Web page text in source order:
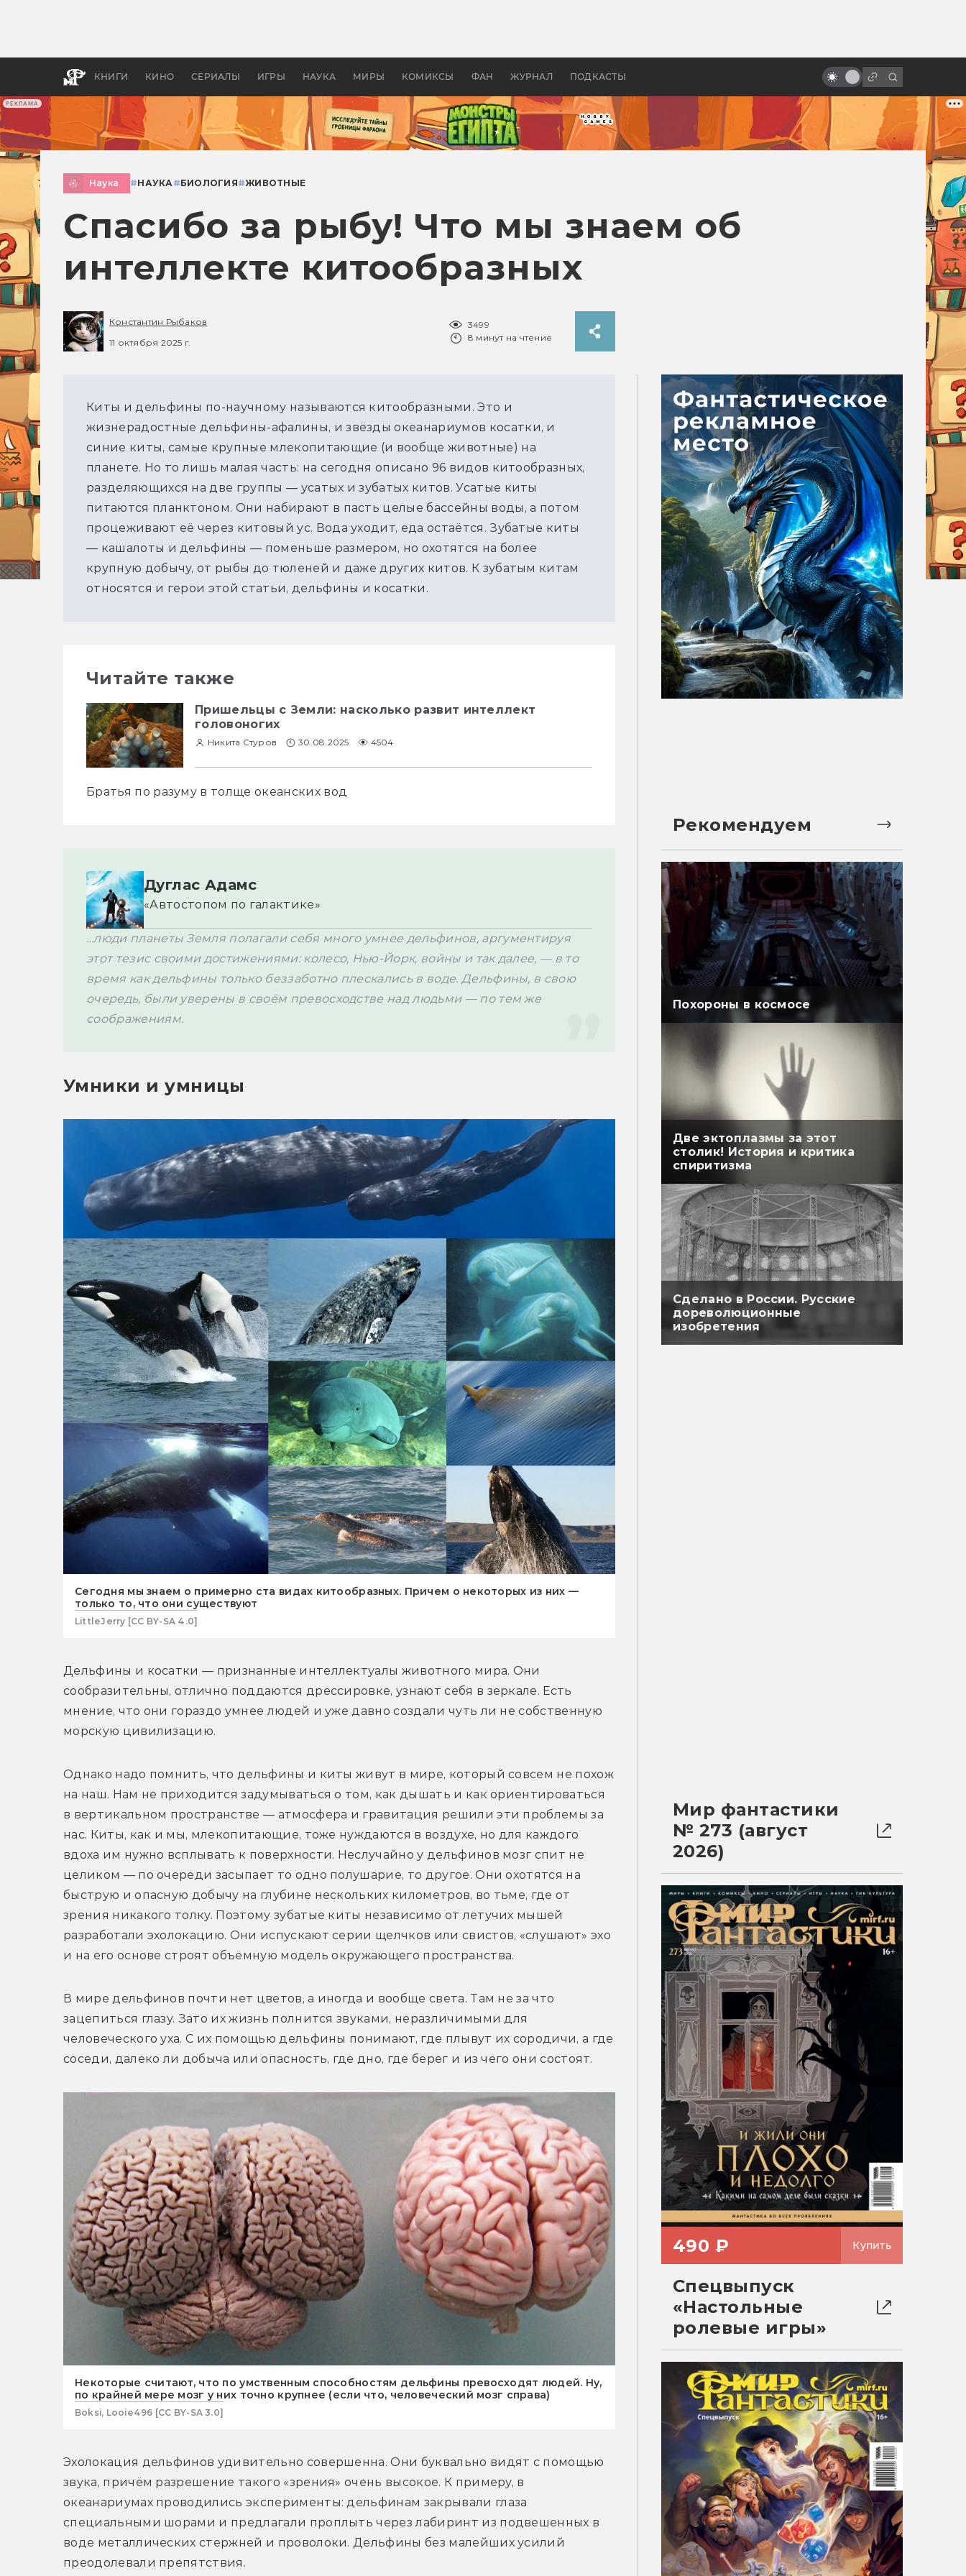
РЕКЛАМА
КНИГИ КИНО СЕРИАЛЫ ИГРЫ НАУКА МИРЫ КОМИКСЫ ФАН ЖУРНАЛ ПОДКАСТЫ
бы «Властелина колец»
Древней Грецией
как родилась легенда Миядзаки
Наука #НАУКА#БИОЛОГИЯ#ЖИВОТНЫЕ
Спасибо за рыбу! Что мы знаем об
интеллекте китообразных
Константин Рыбаков
11 октября 2025 г.
3499
8 минут на чтение
Киты и дельфины по-научному называются китообразными. Это и
жизнерадостные дельфины-афалины, и звёзды океанариумов косатки, и
синие киты, самые крупные млекопитающие (и вообще животные) на
планете. Но то лишь малая часть: на сегодня описано 96 видов китообразных,
разделяющихся на две группы — усатых и зубатых китов. Усатые киты
питаются планктоном. Они набирают в пасть целые бассейны воды, а потом
процеживают её через китовый ус. Вода уходит, еда остаётся. Зубатые киты
— кашалоты и дельфины — поменьше размером, но охотятся на более
крупную добычу, от рыбы до тюленей и даже других китов. К зубатым китам
относятся и герои этой статьи, дельфины и косатки.
Читайте также
Пришельцы с Земли: насколько развит интеллект
головоногих
Никита Стуров 30.08.2025 4504
Братья по разуму в толще океанских вод
Дуглас Адамс
«Автостопом по галактике»
…люди планеты Земля полагали себя много умнее дельфинов, аргументируя
этот тезис своими достижениями: колесо, Нью-Йорк, войны и так далее, — в то
время как дельфины только беззаботно плескались в воде. Дельфины, в свою
очередь, были уверены в своём превосходстве над людьми — по тем же
соображениям.
Умники и умницы
Сегодня мы знаем о примерно ста видах китообразных. Причем о некоторых из них —
только то, что они существуют
LittleJerry [CC BY-SA 4.0]
Дельфины и косатки — признанные интеллектуалы животного мира. Они
сообразительны, отлично поддаются дрессировке, узнают себя в зеркале. Есть
мнение, что они гораздо умнее людей и уже давно создали чуть ли не собственную
морскую цивилизацию.
Однако надо помнить, что дельфины и киты живут в мире, который совсем не похож
на наш. Нам не приходится задумываться о том, как дышать и как ориентироваться
в вертикальном пространстве — атмосфера и гравитация решили эти проблемы за
нас. Киты, как и мы, млекопитающие, тоже нуждаются в воздухе, но для каждого
вдоха им нужно всплывать к поверхности. Неслучайно у дельфинов мозг спит не
целиком — по очереди засыпает то одно полушарие, то другое. Они охотятся на
быструю и опасную добычу на глубине нескольких километров, во тьме, где от
зрения никакого толку. Поэтому зубатые киты независимо от летучих мышей
разработали эхолокацию. Они испускают серии щелчков или свистов, «слушают» эхо
и на его основе строят объёмную модель окружающего пространства.
В мире дельфинов почти нет цветов, а иногда и вообще света. Там не за что
зацепиться глазу. Зато их жизнь полнится звуками, неразличимыми для
человеческого уха. С их помощью дельфины понимают, где плывут их сородичи, а где
соседи, далеко ли добыча или опасность, где дно, где берег и из чего они состоят.
Некоторые считают, что по умственным способностям дельфины превосходят людей. Ну,
по крайней мере мозг у них точно крупнее (если что, человеческий мозг справа)
Boksi, Looie496 [CC BY-SA 3.0]
Эхолокация дельфинов удивительно совершенна. Они буквально видят с помощью
звука, причём разрешение такого «зрения» очень высокое. К примеру, в
океанариумах проводились эксперименты: дельфинам закрывали глаза
специальными шорами и предлагали проплыть через лабиринт из подвешенных в
воде металлических стержней и проволоки. Дельфины без малейших усилий
преодолевали препятствия.
Рекомендуем
Похороны в космосе
Две эктоплазмы за этот
столик! История и критика
спиритизма
Сделано в России. Русские
дореволюционные
изобретения
Мир фантастики
№ 273 (август
2026)
490 ₽ Купить
Спецвыпуск
«Настольные
ролевые игры»